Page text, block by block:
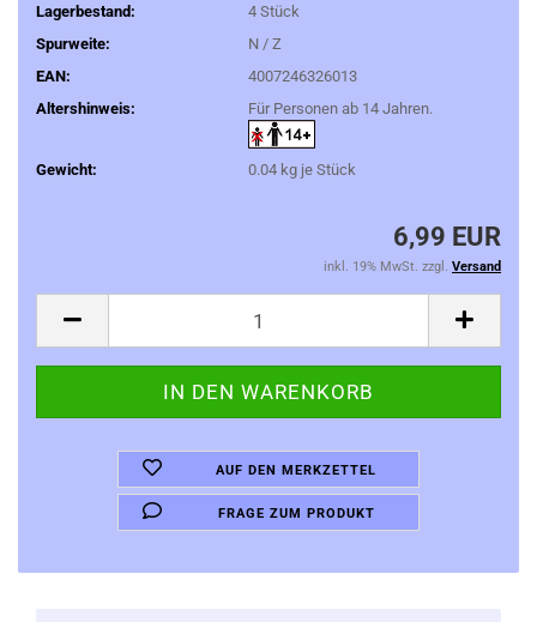
Lagerbestand: 4 Stück
Spurweite:
N / Z
EAN:
4007246326013
Altershinweis:
Für Personen ab 14 Jahren.
Gewicht: 0.04kg je Stück
6,99 EUR
inkl. 19% MwSt. zzgl. Versand
AUF DEN MERKZETTEL
FRAGE ZUM PRODUKT